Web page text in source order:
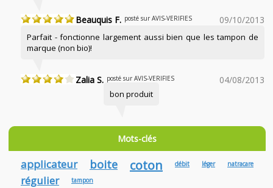
Beauquis F. posté sur AVIS-VERIFIES 09/10/2013
Parfait - fonctionne largement aussi bien que les tampon de
marque (non bio)!
Zalia S. posté sur AVIS-VERIFIES 04/08/2013
bon produit
Mots-clés
applicateur boite coton débit léger natracare
régulier tampon